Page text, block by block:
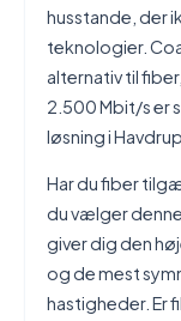
husstande, der
teknologier.
alternativ til
2.500 Mbit/s er
løsning i Havdrup.
Har du fiber
du vælger
giver dig den
og de mest
hastigheder. Er